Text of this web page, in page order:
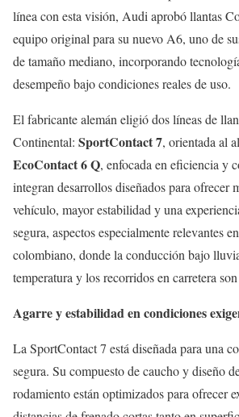
línea con esta visión, Audi aprobó llantas
equipo original para su nuevo A6, uno de
de tamaño mediano, incorporando
desempeño bajo condiciones reales de uso.
El fabricante alemán eligió dos líneas de
Continental: SportContact 7, orientada al
EcoContact 6 Q, enfocada en eficiencia y
integran desarrollos diseñados para ofrecer
vehículo, mayor estabilidad y una
segura, aspectos especialmente relevantes
colombiano, donde la conducción bajo
temperatura y los recorridos en carretera
Agarre y estabilidad en condiciones
La SportContact 7 está diseñada para una
segura. Su compuesto de caucho y diseño
rodamiento están optimizados para ofrecer